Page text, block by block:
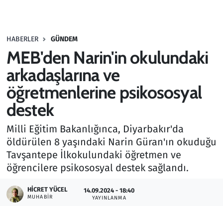
HABERLER GÜNDEM
MEB'den Narin'in okulundaki
arkadaşlarına ve
öğretmenlerine psikososyal
destek
Milli Eğitim Bakanlığınca, Diyarbakır'da
öldürülen 8 yaşındaki Narin Güran'ın okuduğu
Tavşantepe İlkokulundaki öğretmen ve
öğrencilere psikososyal destek sağlandı.
HICRET YÜCEL
MUHABIR
14.09.2024 - 18:40
YAYINLANMA
Haber
Kültür Sanat
Kurumsal Haberler
Lezzet Durağı
Memur ve Kamu
Otomobil
Oyun